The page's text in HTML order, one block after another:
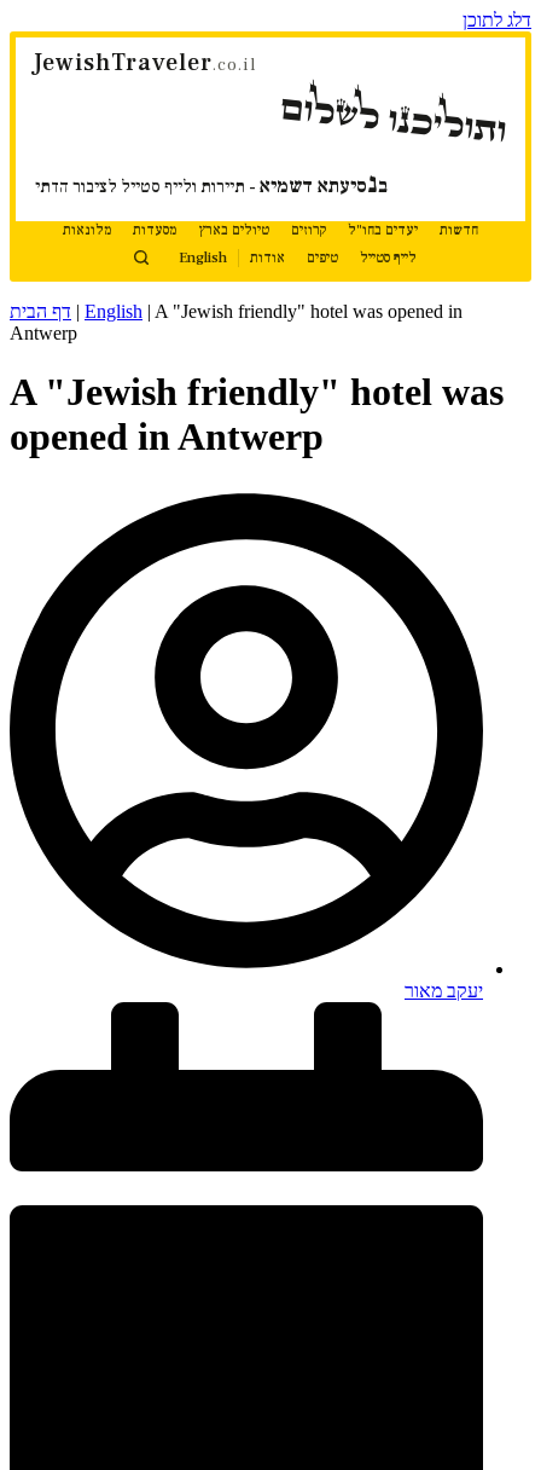
דלג לתוכן
JewishTraveler.co.il
ותוליכנו לשלום
בנסיעתא דשמיא - תיירות ולייף סטייל לציבור הדתי
חדשות יעדים בחו"ל קרוזים טיולים בארץ מסעדות
מלונאות
לייף סטייל
טיפים אודות English
דף הבית | English | A "Jewish friendly" hotel was opened in
Antwerp
A "Jewish friendly" hotel was
opened in Antwerp
יעקב מאור